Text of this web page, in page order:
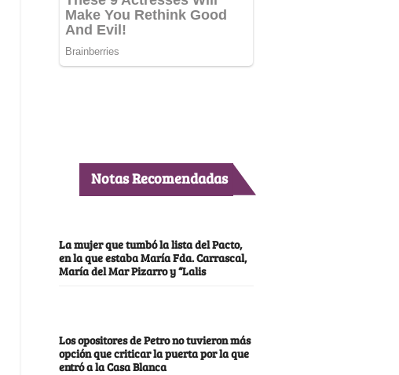
Notas Recomendadas
La mujer que tumbó la lista del Pacto,
en la que estaba María Fda. Carrascal,
María del Mar Pizarro y “Lalis
Los opositores de Petro no tuvieron más
opción que criticar la puerta por la que
entró a la Casa Blanca